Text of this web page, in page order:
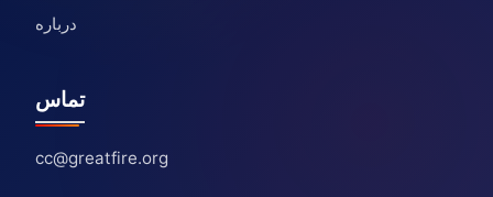
درباره
تماس
cc@greatfire.org